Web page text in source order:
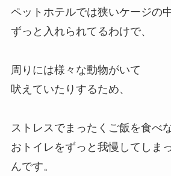
ペットホテルでは狭いケージの
ずっと入れられてるわけで、
周りには様々な動物がいて
吠えていたりするため、
ストレスでまったくご飯を食べ
おトイレをずっと我慢してしま
んです。